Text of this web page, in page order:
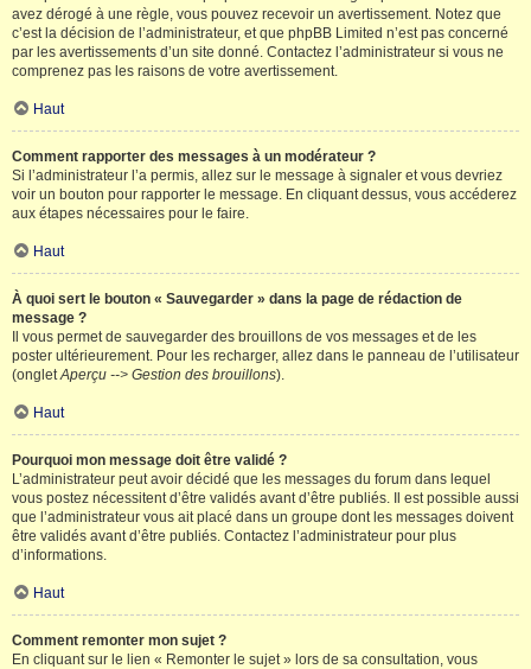
avez dérogé à une règle, vous pouvez recevoir un avertissement. Notez que
c’est la décision de l’administrateur, et que phpBB Limited n’est pas concerné
par les avertissements d’un site donné. Contactez l’administrateur si vous ne
comprenez pas les raisons de votre avertissement.
Haut
Comment rapporter des messages à un modérateur ?
Si l’administrateur l’a permis, allez sur le message à signaler et vous devriez
voir un bouton pour rapporter le message. En cliquant dessus, vous accéderez
aux étapes nécessaires pour le faire.
Haut
À quoi sert le bouton « Sauvegarder » dans la page de rédaction de
message ?
Il vous permet de sauvegarder des brouillons de vos messages et de les
poster ultérieurement. Pour les recharger, allez dans le panneau de l’utilisateur
(ongletAperçu --> Gestion des brouillons).
Haut
Pourquoi mon message doit être validé ?
L’administrateur peut avoir décidé que les messages du forum dans lequel
vous postez nécessitent d’être validés avant d’être publiés. Il est possible aussi
que l’administrateur vous ait placé dans un groupe dont les messages doivent
être validés avant d’être publiés. Contactez l’administrateur pour plus
d’informations.
Haut
Comment remonter mon sujet ?
En cliquant sur le lien « Remonter le sujet » lors de sa consultation, vous